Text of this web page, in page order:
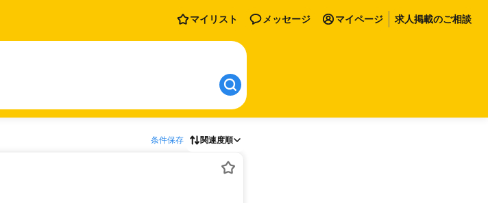
マイリスト メッセージ マイページ 求人掲載のご相談
条件保存 関連度順